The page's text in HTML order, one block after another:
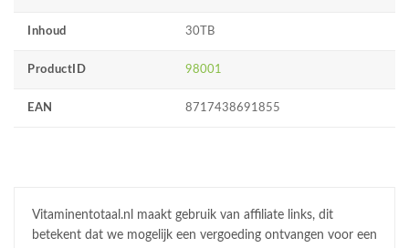
Inhoud 30TB
ProductID 98001
EAN 8717438691855
Vitaminentotaal.nl maakt gebruik van affiliate links, dit
betekent dat we mogelijk een vergoeding ontvangen voor een